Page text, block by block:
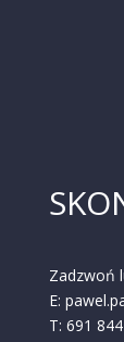
Zadzwoń
E:
T: 691